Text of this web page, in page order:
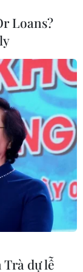
người
tiếng Anh.
Loans?
dự lễ